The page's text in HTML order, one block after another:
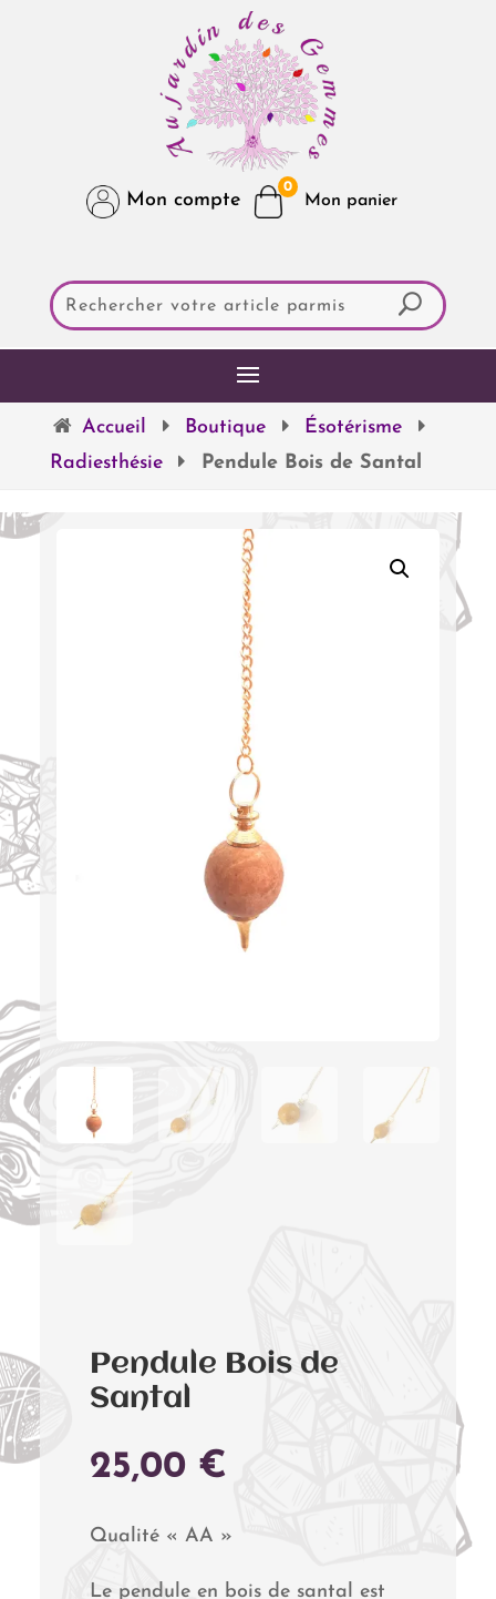
Mon compte
0
Accueil Boutique
Ésotérisme
Radiesthésie
Pendule Bois de Santal
Pendule Bois de
Santal
25,00 €
Qualité « AA »
Le pendule en bois de santal est